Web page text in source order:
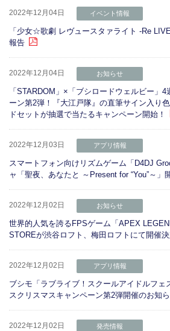
2022年12月04日 イベント情報
「少女☆歌劇 レヴュースタァライト -Re
報告
2022年12月04日 お知らせ
「STARDOM」×「ブシロードウェルビー」
ーン第2弾！『大江戸隊』の直筆サイン入り
ドセットが抽選で当たるキャンペーン開始！
2022年12月03日 アプリ情報
スマートフォン向けリズムゲーム「D4DJ
ャ「聖夜、あなたと ～Present for “You”～」
2022年12月02日 お知らせ
世界的人気を誇るFPSゲーム「APEX
STOREが渋谷ロフト、梅田ロフトにて開催決
2022年12月02日 アプリ情報
ブシモ「ラブライブ！スクールアイドルフェ
スクリスマスキャンペーン第2弾開催のお知
2022年12月02日 発売情報